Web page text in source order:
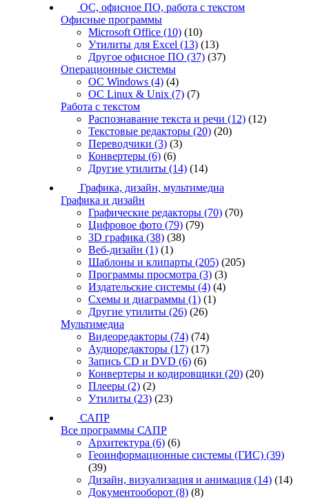
ОС, офисное ПО, работа с текстом
Офисные программы
Microsoft Office (10) (10)
Утилиты для Excel (13) (13)
Другое офисное ПО (37) (37)
Операционные системы
ОС Windows (4) (4)
ОС Linux & Unix (7) (7)
Работа с текстом
Распознавание текста и речи (12) (12)
Текстовые редакторы (20) (20)
Переводчики (3) (3)
Конвертеры (6) (6)
Другие утилиты (14) (14)
Графика, дизайн, мультимедиа
Графика и дизайн
Графические редакторы (70) (70)
Цифровое фото (79) (79)
3D графика (38) (38)
Веб-дизайн (1) (1)
Шаблоны и клипарты (205) (205)
Программы просмотра (3) (3)
Издательские системы (4) (4)
Схемы и диаграммы (1) (1)
Другие утилиты (26) (26)
Мультимедиа
Видеоредакторы (74) (74)
Аудиоредакторы (17) (17)
Запись CD и DVD (6) (6)
Конвертеры и кодировщики (20) (20)
Плееры (2) (2)
Утилиты (23) (23)
САПР
Все программы САПР
Архитектура (6) (6)
Геоинформационные системы (ГИС) (39)
(39)
Дизайн, визуализация и анимация (14) (14)
Документооборот (8) (8)